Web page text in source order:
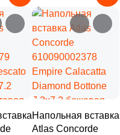
бежевая матовая
под камень
Напольная вставка
Atlas Concorde